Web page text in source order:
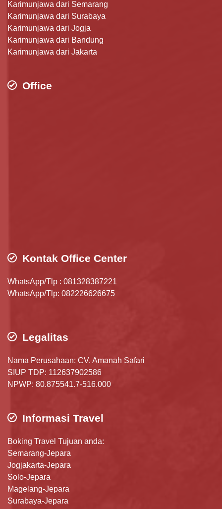
Karimunjawa dari Semarang
Karimunjawa dari Surabaya
Karimunjawa dari Jogja
Karimunjawa dari Bandung
Karimunjawa dari Jakarta
Office
Kontak Office Center
WhatsApp/Tlp : 081328387221
WhatsApp/Tlp: 082226626675
Legalitas
Nama Perusahaan: CV. Amanah Safari
SIUP TDP: 112637902586
NPWP: 80.875541.7-516.000
Informasi Travel
Boking Travel Tujuan anda:
Semarang-Jepara
Jogjakarta-Jepara
Solo-Jepara
Magelang-Jepara
Surabaya-Jepara